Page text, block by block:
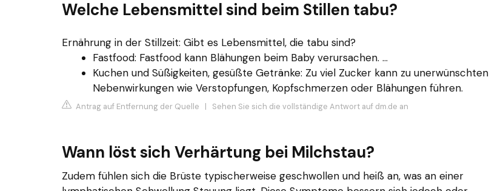
Welche Lebensmittel sind beim Stillen tabu?
Ernährung in der Stillzeit: Gibt es Lebensmittel, die tabu sind?
Fastfood: Fastfood kann Blähungen beim Baby verursachen. ...
Kuchen und Süßigkeiten, gesüßte Getränke: Zu viel Zucker kann zu unerwünschten
Nebenwirkungen wie Verstopfungen, Kopfschmerzen oder Blähungen führen.
Antrag auf Entfernung der Quelle | Sehen Sie sich die vollständige Antwort auf dm.de an
Wann löst sich Verhärtung bei Milchstau?
Zudem fühlen sich die Brüste typischerweise geschwollen und heiß an, was an einer